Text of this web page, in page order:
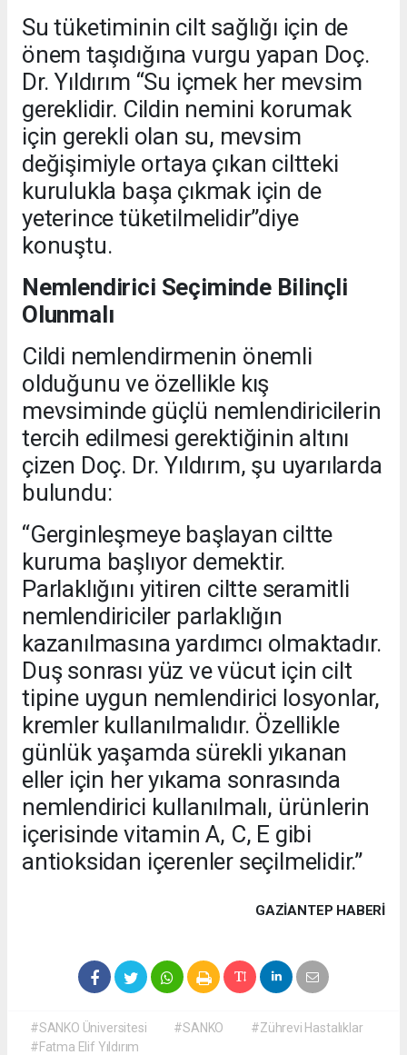
Su tüketiminin cilt sağlığı için de
önem taşıdığına vurgu yapan Doç.
Dr. Yıldırım “Su içmek her mevsim
gereklidir. Cildin nemini korumak
için gerekli olan su, mevsim
değişimiyle ortaya çıkan ciltteki
kurulukla başa çıkmak için de
yeterince tüketilmelidir”diye
konuştu.
Nemlendirici Seçiminde Bilinçli
Olunmalı
Cildi nemlendirmenin önemli
olduğunu ve özellikle kış
mevsiminde güçlü nemlendiricilerin
tercih edilmesi gerektiğinin altını
çizen Doç. Dr. Yıldırım, şu uyarılarda
bulundu:
“Gerginleşmeye başlayan ciltte
kuruma başlıyor demektir.
Parlaklığını yitiren ciltte seramitli
nemlendiriciler parlaklığın
kazanılmasına yardımcı olmaktadır.
Duş sonrası yüz ve vücut için cilt
tipine uygun nemlendirici losyonlar,
kremler kullanılmalıdır. Özellikle
günlük yaşamda sürekli yıkanan
eller için her yıkama sonrasında
nemlendirici kullanılmalı, ürünlerin
içerisinde vitamin A, C, E gibi
antioksidan içerenler seçilmelidir.”
GAZIANTEP HABERİ
#SANKO Üniversitesi #SANKO
#Zührevi Hastalıklar
#Fatma Elif Yıldırım